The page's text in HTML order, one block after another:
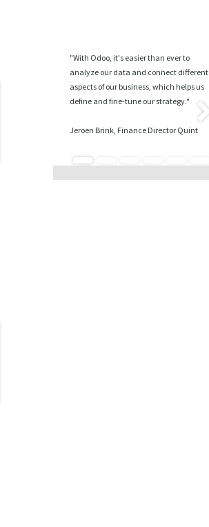
"With Odoo, it's easier than ever to
analyze our data and connect different
aspects of our business, which helps us
define and fine-tune our strategy."
Jeroen Brink, Finance Director Quint